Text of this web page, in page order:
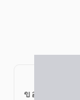
คอร์ส
ของการฝึก